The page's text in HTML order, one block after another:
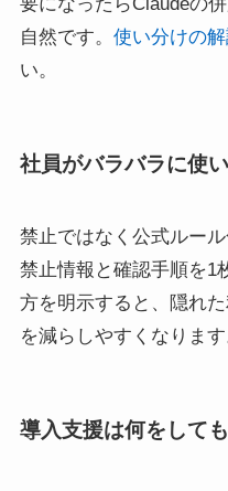
要になったらClaudeの
自然です。 使い分けの
い。
社員がバラバラに使
禁止ではなく公式ルー
禁止情報と確認手順を1
方を明示すると、隠れ
を減らしやすくなります
導入支援は何をして